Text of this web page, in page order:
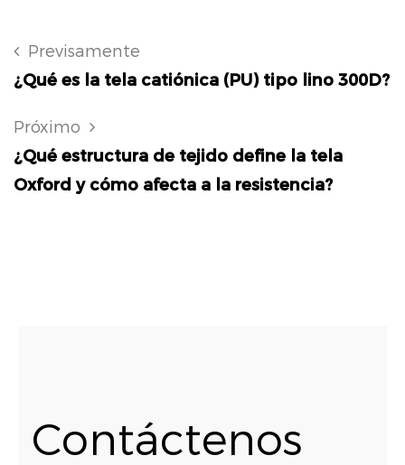
Previsamente
¿Qué es la tela catiónica (PU) tipo lino 300D?
Próximo
¿Qué estructura de tejido define la tela
Oxford y cómo afecta a la resistencia?
Contáctenos